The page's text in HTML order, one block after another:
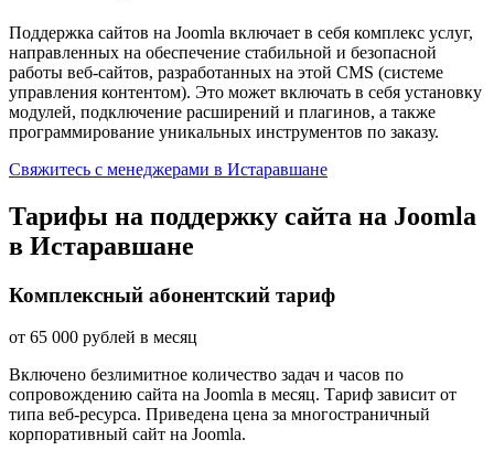
Поддержка сайтов на Joomla включает в себя комплекс услуг,
направленных на обеспечение стабильной и безопасной
работы веб-сайтов, разработанных на этой CMS (системе
управления контентом). Это может включать в себя установку
модулей, подключение расширений и плагинов, а также
программирование уникальных инструментов по заказу.
Свяжитесь с менеджерами в Истаравшане
Тарифы на поддержку сайта на Joomla
в Истаравшане
Комплексный абонентский тариф
от 65 000 рублей в месяц
Включено безлимитное количество задач и часов по
сопровождению сайта на Joomla в месяц. Тариф зависит от
типа веб-ресурса. Приведена цена за многостраничный
корпоративный сайт на Joomla.